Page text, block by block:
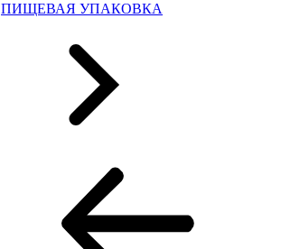
ПИЩЕВАЯ УПАКОВКА